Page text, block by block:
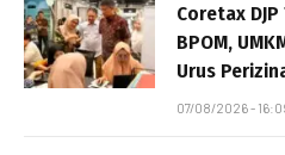
Coretax
BPOM,
Urus
07/08/2026 -